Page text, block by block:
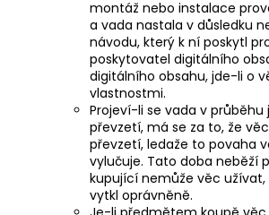
montáž nebo instalace
a vada nastala v důsledku
návodu, který k ní poskytl
poskytovatel digitálního
digitálního obsahu, jde-li o
vlastnostmi.
Projeví-li se vada v průběhu
převzetí, má se za to, že
převzetí, ledaže to povaha
vylučuje. Tato doba neběží
kupující nemůže věc užívat,
vytkl oprávněně.